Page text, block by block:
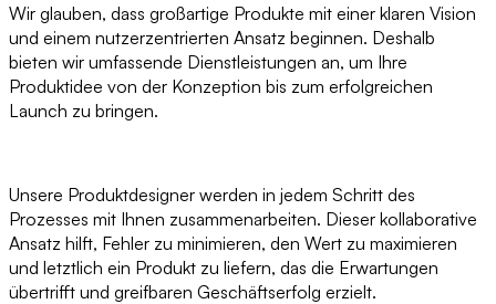
Wir glauben, dass großartige Produkte mit einer klaren Vision
und einem nutzerzentrierten Ansatz beginnen. Deshalb
bieten wir umfassende Dienstleistungen an, um Ihre
Produktidee von der Konzeption bis zum erfolgreichen
Launch zu bringen.
Unsere Produktdesigner werden in jedem Schritt des
Prozesses mit Ihnen zusammenarbeiten. Dieser kollaborative
Ansatz hilft, Fehler zu minimieren, den Wert zu maximieren
und letztlich ein Produkt zu liefern, das die Erwartungen
übertrifft und greifbaren Geschäftserfolg erzielt.